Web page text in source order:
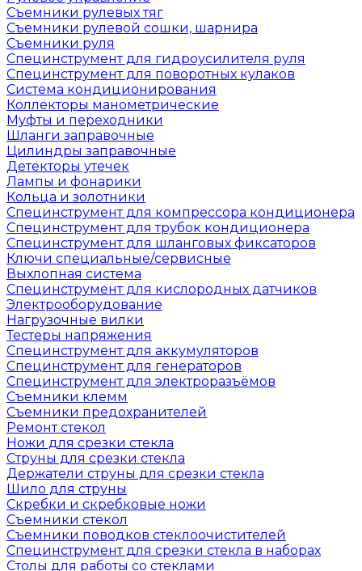
Съемники рулевых тяг
Съемники рулевой сошки, шарнира
Съемники руля
Специнструмент для гидроусилителя руля
Специнструмент для поворотных кулаков
Система кондиционирования
Коллекторы манометрические
Муфты и переходники
Шланги заправочные
Цилиндры заправочные
Детекторы утечек
Лампы и фонарики
Кольца и золотники
Специнструмент для компрессора кондиционера
Специнструмент для трубок кондиционера
Специнструмент для шланговых фиксаторов
Ключи специальные/сервисные
Выхлопная система
Специнструмент для кислородных датчиков
Электрооборудование
Нагрузочные вилки
Тестеры напряжения
Специнструмент для аккумуляторов
Специнструмент для генераторов
Специнструмент для электроразъёмов
Съемники клемм
Съемники предохранителей
Ремонт стекол
Ножи для срезки стекла
Струны для срезки стекла
Держатели струны для срезки стекла
Шило для струны
Скребки и скребковые ножи
Съемники стекол
Съемники поводков стеклоочистителей
Специнструмент для срезки стекла в наборах
Столы для работы со стеклами